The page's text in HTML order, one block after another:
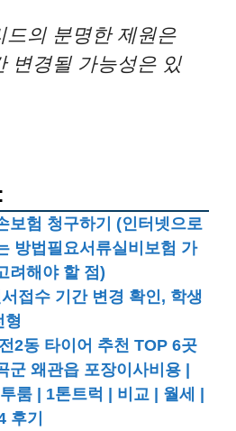
드의 분명한 제원은
변경될 가능성은 있
보험 청구하기 (인터넷으로
방법필요서류실비보험 가
려해야 할 점)
접수 기간 변경 확인, 학생
형
2동 타이어 추천 TOP 6곳
군 왜관읍 포장이사비용 |
룸 | 1톤트럭 | 비교 | 월세 |
후기